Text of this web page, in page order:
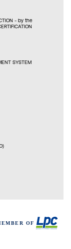
- by the
SYSTEM